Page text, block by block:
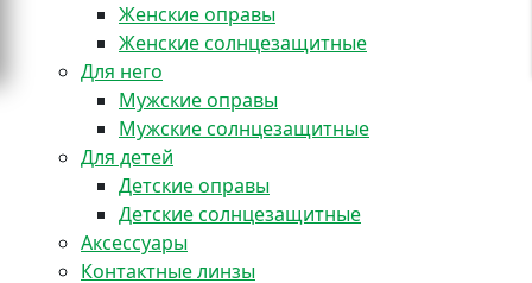
Женские оправы
Женские солнцезащитные
Для него
Мужские оправы
Мужские солнцезащитные
Для детей
Детские оправы
Детские солнцезащитные
Аксессуары
Контактные линзы